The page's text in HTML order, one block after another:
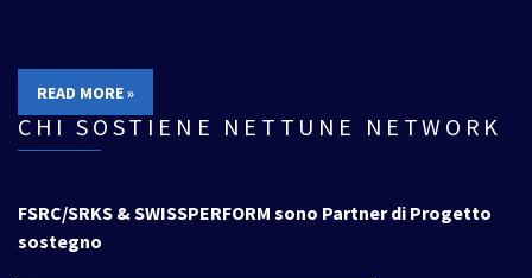
READ MORE »
CHI SOSTIENE NETTUNE NETWORK
FSRC/SRKS & SWISSPERFORM sono Partner di Progetto
sostegno